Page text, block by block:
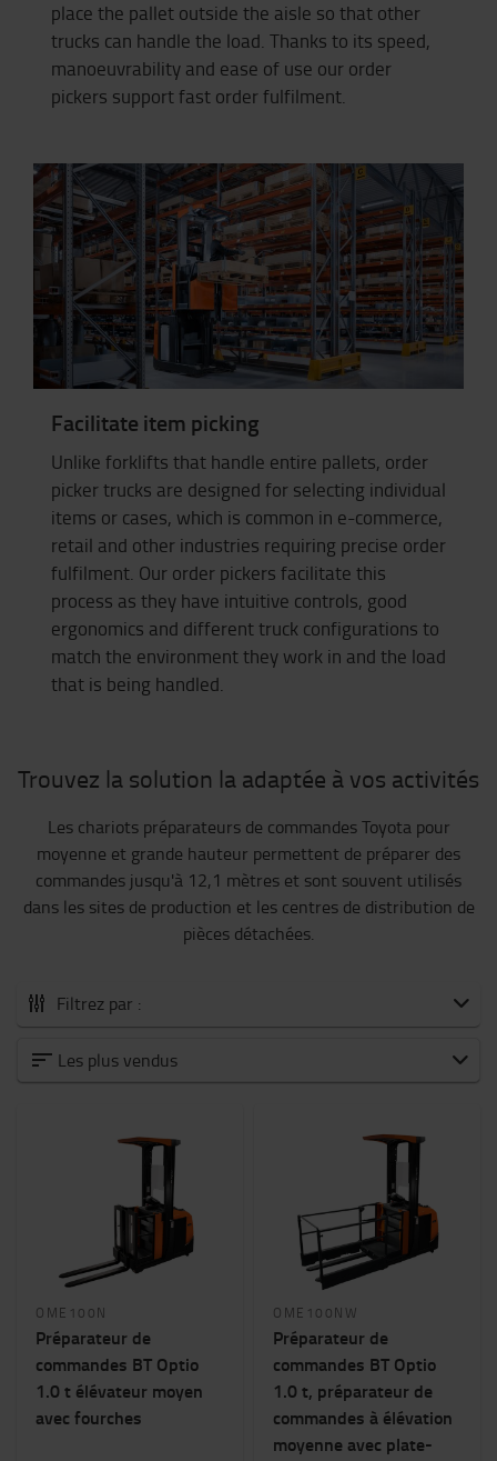
place the pallet outside the aisle so that other
trucks can handle the load. Thanks to its speed,
manoeuvrability and ease of use our order
pickers support fast order fulfilment.
Facilitate item picking
Unlike forklifts that handle entire pallets, order
picker trucks are designed for selecting individual
items or cases, which is common in e-commerce,
retail and other industries requiring precise order
fulfilment. Our order pickers facilitate this
process as they have intuitive controls, good
ergonomics and different truck configurations to
match the environment they work in and the load
that is being handled.
Trouvez la solution la adaptée à vos activités
Les chariots préparateurs de commandes Toyota pour
moyenne et grande hauteur permettent de préparer des
commandes jusqu'à 12,1 mètres et sont souvent utilisés
dans les sites de production et les centres de distribution de
pièces détachées.
Filtrez par :
Tous les Préparateurs de commandes
Capacité nominale
1000kg 1200kg
Hauteur de levée (mm)
11200mm
Hauteur du chariot
2400mm
Les plus vendus
OME100N
Préparateur de
commandes BT Optio
1.0 t élévateur moyen
avec fourches
OME100NW
Préparateur de
commandes BT Optio
1.0 t, préparateur de
commandes à élévation
moyenne avec plate-